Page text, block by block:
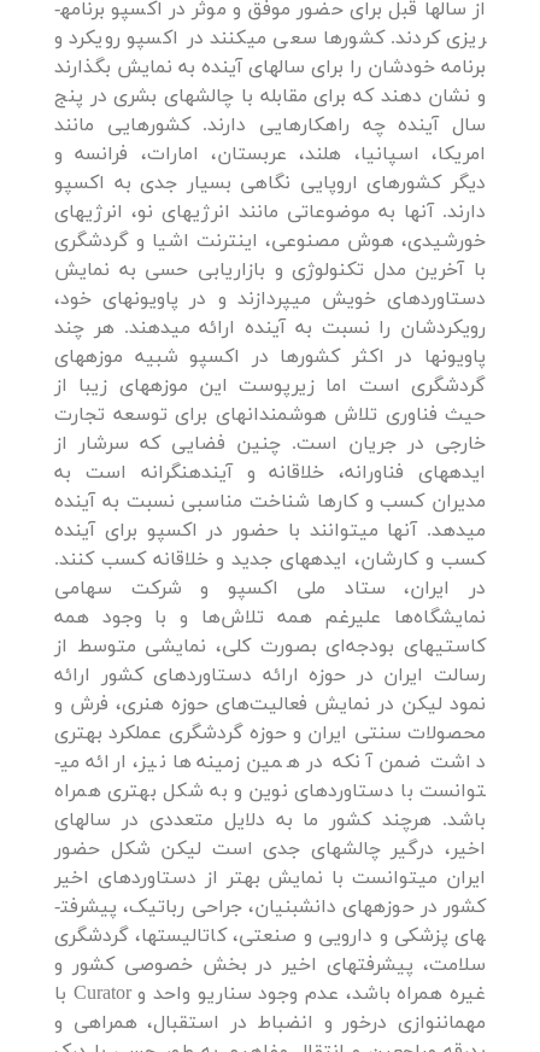
از سالها قبل برای حضور موفق و موثر در اکسپو برنامه­
ریزی کردند. کشورها سعی می­کنند در اکسپو رویکرد و
برنامه خودشان را برای سالهای آینده به نمایش بگذارند
و نشان دهند که برای مقابله با چالش­های بشری در پنج
سال آینده چه راهکارهایی دارند. کشورهایی مانند
امریکا، اسپانیا، هلند، عربستان، امارات، فرانسه و
دیگر کشورهای اروپایی نگاهی بسیار جدی به اکسپو
دارند. آنها به موضوعاتی مانند انرژی­های نو، انرژی­های
خورشیدی، هوش مصنوعی، اینترنت اشیا و گردشگری
با آخرین مدل تکنولوژی و بازاریابی حسی به نمایش
دستاوردهای خویش می­پردازند و در پاویون­های خود،
رویکردشان را نسبت به آینده ارائه می­دهند. هر چند
پاویون­ها در اکثر کشورها در اکسپو شبیه موزه­های
گردشگری است اما زیرپوست این موزه­های زیبا از
حیث فناوری تلاش هوشمندانه­ای برای توسعه تجارت
خارجی در جریان است. چنین فضایی که سرشار از
ایده­های فناورانه، خلاقانه و آینده­نگرانه است به
مدیران کسب و کارها شناخت مناسبی نسبت به آینده
می­دهد. آنها می­توانند با حضور در اکسپو برای آینده
کسب و کارشان، ایده­های جدید و خلاقانه کسب کنند.
در ایران، ستاد ملی اکسپو و شرکت سهامی
نمایشگاه‌ها علیرغم همه تلاش‌ها و با وجود همه
کاستی­های بودجه‌ای بصورت کلی، نمایشی متوسط از
رسالت ایران در حوزه ارائه دستاوردهای کشور ارائه
نمود لیکن در نمایش فعالیت‌های حوزه هنری، فرش و
محصولات سنتی ایران و حوزه گردشگری عملکرد بهتری
داشت ضمن آنکه در همین زمینه‌ها نیز، ارائه می­
توانست با دستاوردهای نوین و به شکل بهتری همراه
باشد. هرچند کشور ما به دلایل متعددی در سالهای
اخیر، درگیر چالش­های جدی است لیکن شکل حضور
ایران می­توانست با نمایش بهتر از دستاوردهای اخیر
کشور در حوزه­های دانش­بنیان، جراحی رباتیک، پیشرفت­
های پزشکی و دارویی و صنعتی، کاتالیست­ها، گردشگری
سلامت، پیشرفت­های اخیر در بخش خصوصی کشور و
غیره همراه باشد، عدم وجود سناریو واحد و Curator با
مهمان­نوازی درخور و انضباط در استقبال، همراهی و